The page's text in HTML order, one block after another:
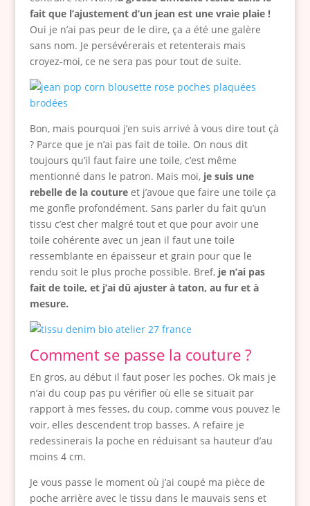
fait que l’ajustement d’un jean est une vraie plaie !
Oui je n’ai pas peur de le dire, ça a été une galère
sans nom. Je persévérerais et retenterais mais
croyez-moi, ce ne sera pas pour tout de suite.
Bon, mais pourquoi j’en suis arrivé à vous dire tout çà
? Parce que je n’ai pas fait de toile. On nous dit
toujours qu’il faut faire une toile, c’est même
mentionné dans le patron. Mais moi, je suis une
rebelle de la coutureet j’avoue que faire une toile ça
me gonfle profondément. Sans parler du fait qu’un
tissu c’est cher malgré tout et que pour avoir une
toile cohérente avec un jean il faut une toile
ressemblante en épaisseur et grain pour que le
rendu soit le plus proche possible. Bref, je n’ai pas
fait de toile, et j’ai dû ajuster à taton, au fur et à
mesure.
Comment se passe la couture ?
En gros, au début il faut poser les poches. Ok mais je
n’ai du coup pas pu vérifier où elle se situait par
rapport à mes fesses, du coup, comme vous pouvez le
voir, elles descendent trop basses. A refaire je
redessinerais la poche en réduisant sa hauteur d’au
moins 4 cm.
Je vous passe le moment où j’ai coupé ma pièce de
poche arrière avec le tissu dans le mauvais sens et